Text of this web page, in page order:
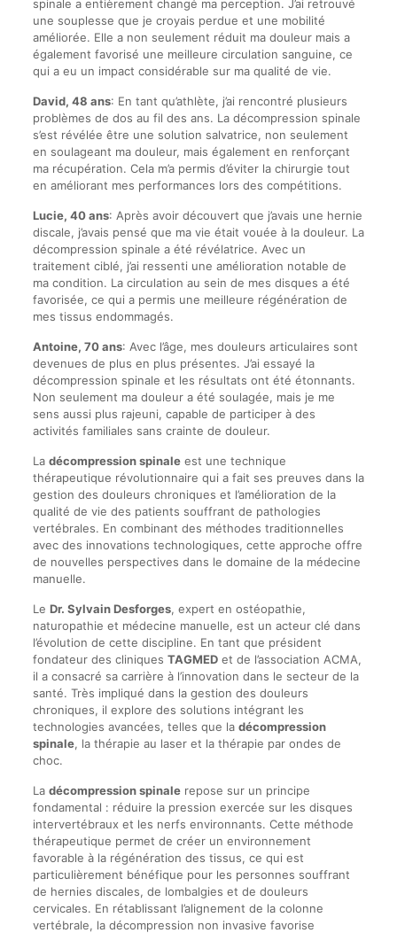
spinale a entièrement changé ma perception. J’ai retrouvé
une souplesse que je croyais perdue et une mobilité
améliorée. Elle a non seulement réduit ma douleur mais a
également favorisé une meilleure circulation sanguine, ce
qui a eu un impact considérable sur ma qualité de vie.
David, 48 ans: En tant qu’athlète, j’ai rencontré plusieurs
problèmes de dos au fil des ans. La décompression spinale
s’est révélée être une solution salvatrice, non seulement
en soulageant ma douleur, mais également en renforçant
ma récupération. Cela m’a permis d’éviter la chirurgie tout
en améliorant mes performances lors des compétitions.
Lucie, 40 ans: Après avoir découvert que j’avais une hernie
discale, j’avais pensé que ma vie était vouée à la douleur. La
décompression spinale a été révélatrice. Avec un
traitement ciblé, j’ai ressenti une amélioration notable de
ma condition. La circulation au sein de mes disques a été
favorisée, ce qui a permis une meilleure régénération de
mes tissus endommagés.
Antoine, 70 ans: Avec l’âge, mes douleurs articulaires sont
devenues de plus en plus présentes. J’ai essayé la
décompression spinale et les résultats ont été étonnants.
Non seulement ma douleur a été soulagée, mais je me
sens aussi plus rajeuni, capable de participer à des
activités familiales sans crainte de douleur.
La décompression spinaleest une technique
thérapeutique révolutionnaire qui a fait ses preuves dans la
gestion des douleurs chroniques et l’amélioration de la
qualité de vie des patients souffrant de pathologies
vertébrales. En combinant des méthodes traditionnelles
avec des innovations technologiques, cette approche offre
de nouvelles perspectives dans le domaine de la médecine
manuelle.
Le Dr. Sylvain Desforges, expert en ostéopathie,
naturopathie et médecine manuelle, est un acteur clé dans
l’évolution de cette discipline. En tant que président
fondateur des cliniques TAGMEDet de l’association ACMA,
il a consacré sa carrière à l’innovation dans le secteur de la
santé. Très impliqué dans la gestion des douleurs
chroniques, il explore des solutions intégrant les
technologies avancées, telles que la décompression
spinale, la thérapie au laser et la thérapie par ondes de
choc.
La décompression spinalerepose sur un principe
fondamental : réduire la pression exercée sur les disques
intervertébraux et les nerfs environnants. Cette méthode
thérapeutique permet de créer un environnement
favorable à la régénération des tissus, ce qui est
particulièrement bénéfique pour les personnes souffrant
de hernies discales, de lombalgies et de douleurs
cervicales. En rétablissant l’alignement de la colonne
vertébrale, la décompression non invasive favorise